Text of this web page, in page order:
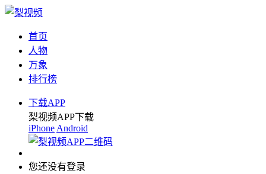
首页
人物
万象
排行榜
下载APP
梨视频APP下载
iPhone Android
您还没有登录